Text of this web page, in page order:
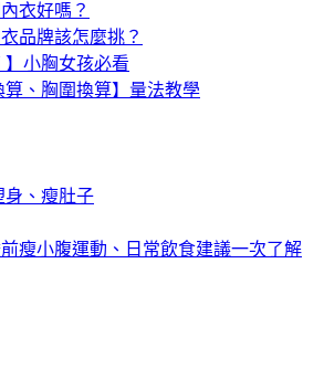
衣好嗎？
品牌該怎麼挑？
】小胸女孩必看
算、胸圍換算】量法教學
身、瘦肚子
瘦小腹運動、日常飲食建議一次了解